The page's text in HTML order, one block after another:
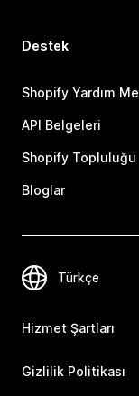
Destek
Shopify Yardım
API Belgeleri
Shopify Topluluğu
Bloglar
Hizmet Şartları
Gizlilik Politikası